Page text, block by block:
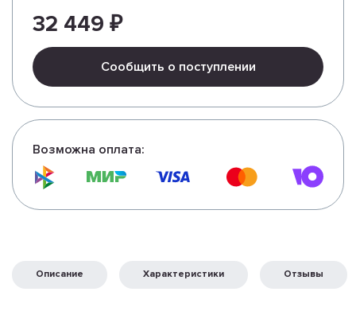
32 449 ₽
Сообщить о поступлении
Возможна оплата:
Описание Характеристики Отзывы